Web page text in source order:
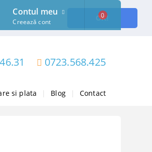
OK!
0723.568.425
si plata Blog Contact
Contul meu
Creează cont
0